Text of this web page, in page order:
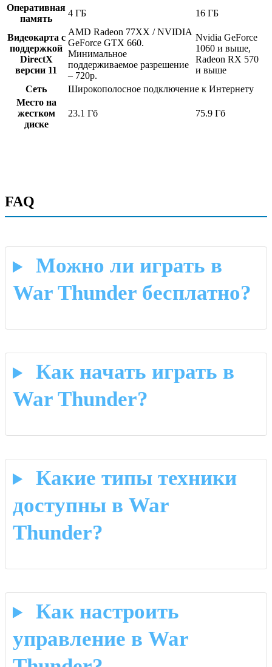
Оперативная
память
4 ГБ 16 ГБ
Видеокарта с
поддержкой
DirectX
версии 11
AMD Radeon 77XX / NVIDIA
GeForce GTX 660.
Минимальное
поддерживаемое разрешение
– 720p.
Nvidia GeForce
1060 и выше,
Radeon RX 570
и выше
Сеть
Широкополосное подключение к Интернету
Место на
жестком
диске
23.1 Гб 75.9 Гб
FAQ
Можно ли играть в
War Thunder бесплатно?
Как начать играть в
War Thunder?
Какие типы техники
доступны в War
Thunder?
Как настроить
управление в War